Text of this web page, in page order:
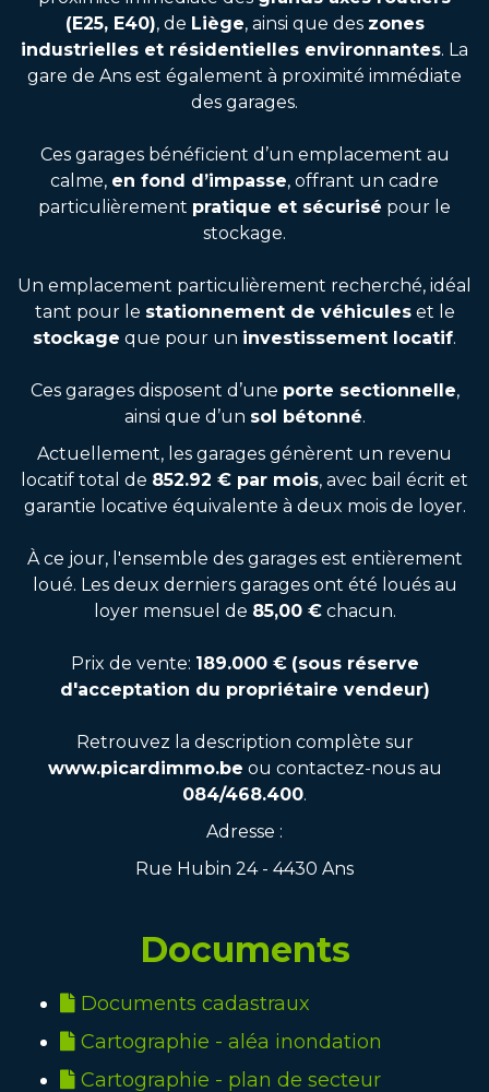
(E25, E40), de Liège, ainsi que des zones
industrielles et résidentielles environnantes. La
gare de Ans est également à proximité immédiate
des garages.
Ces garages bénéficient d’un emplacement au
calme, en fond d’impasse, offrant un cadre
particulièrement pratique et sécurisé pour le
stockage.
Un emplacement particulièrement recherché, idéal
tant pour le stationnement de véhiculeset le
stockage que pour un investissement locatif.
Ces garages disposent d’une porte sectionnelle,
ainsi que d’un sol bétonné.
Actuellement, les garages génèrent un revenu
locatif total de 852.92 € par mois, avec bail écrit et
garantie locative équivalente à deux mois de loyer.
À ce jour, l'ensemble des garages est entièrement
loué. Les deux derniers garages ont été loués au
loyer mensuel de 85,00 €chacun.
Prix de vente: 189.000 € (sous réserve
d'acceptation du propriétaire vendeur)
Retrouvez la description complète sur
www.picardimmo.be ou contactez-nous au
084/468.400.
Adresse :
Rue Hubin 24 - 4430 Ans
Documents
Documents cadastraux
Cartographie - aléa inondation
Cartographie - plan de secteur